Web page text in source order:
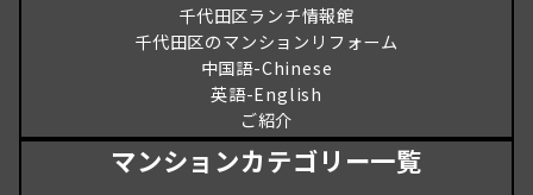
千代田区ランチ情報館
千代田区のマンションリフォーム
中国語-Chinese
英語-English
ご紹介
マンションカテゴリー一覧